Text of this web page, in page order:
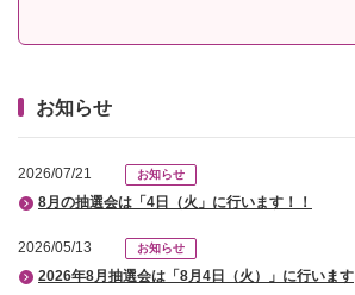
お知らせ
2026/07/21 お知らせ
8月の抽選会は「4日（火」に行います！！
2026/05/13 お知らせ
2026年8月抽選会は「8月4日（火）」に行います